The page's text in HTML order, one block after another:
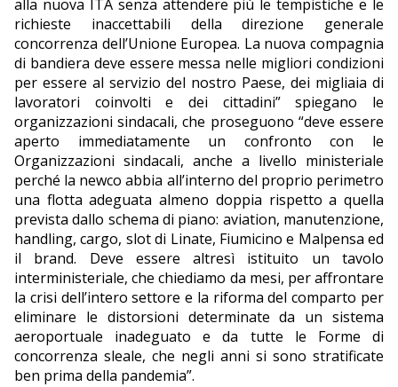
alla nuova ITA senza attendere più le tempistiche e le
richieste inaccettabili della direzione generale
concorrenza dell’Unione Europea. La nuova compagnia
di bandiera deve essere messa nelle migliori condizioni
per essere al servizio del nostro Paese, dei migliaia di
lavoratori coinvolti e dei cittadini” spiegano le
organizzazioni sindacali, che proseguono “deve essere
aperto immediatamente un confronto con le
Organizzazioni sindacali, anche a livello ministeriale
perché la newco abbia all’interno del proprio perimetro
una flotta adeguata almeno doppia rispetto a quella
prevista dallo schema di piano: aviation, manutenzione,
handling, cargo, slot di Linate, Fiumicino e Malpensa ed
il brand. Deve essere altresì istituito un tavolo
interministeriale, che chiediamo da mesi, per affrontare
la crisi dell’intero settore e la riforma del comparto per
eliminare le distorsioni determinate da un sistema
aeroportuale inadeguato e da tutte le Forme di
concorrenza sleale, che negli anni si sono stratificate
ben prima della pandemia”.